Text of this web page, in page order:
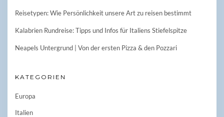
Reisetypen: Wie Persönlichkeit unsere Art zu reisen bestimmt
Kalabrien Rundreise: Tipps und Infos für Italiens Stiefelspitze
Neapels Untergrund | Von der ersten Pizza & den Pozzari
KATEGORIEN
Europa
Italien